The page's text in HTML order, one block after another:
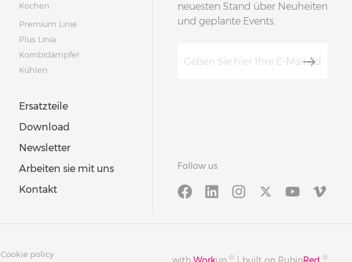
Kochen
Premium Linie
Plus Linia
Kombidämpfer
Kühlen
Ersatzteile
Download
Newsletter
Arbeiten sie mit uns
Kontakt
neuesten Stand über Neuheiten
und geplante Events.
Follow us
Cookie policy
® ®